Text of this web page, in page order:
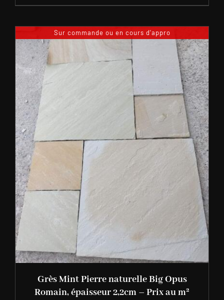
Sur commande ou en cours d'appro
Grès Mint Pierre naturelle Big Opus
Romain, épaisseur 2,2cm – Prix au m²